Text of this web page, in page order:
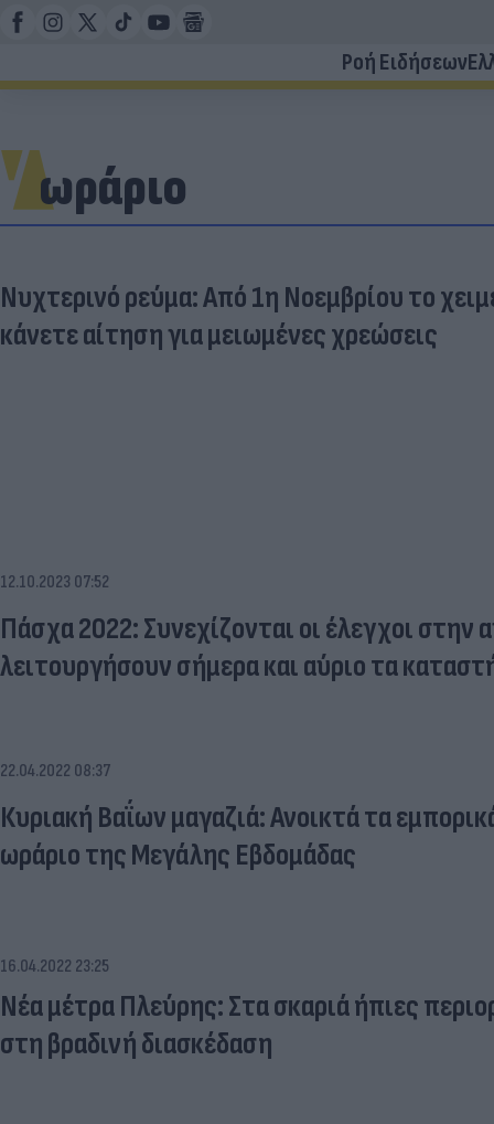
Ροή Ειδήσεων
ωράριο
Νυχτερινό ρεύμα: Από 1η Νοεμβρίου το
κάνετε αίτηση για μειωμένες χρεώσεις
12.10.2023 07:52
Πάσχα 2022: Συνεχίζονται οι έλεγχοι στην
λειτουργήσουν σήμερα και αύριο τα
22.04.2022 08:37
Κυριακή Βαΐων μαγαζιά: Ανοικτά τα
ωράριο της Μεγάλης Εβδομάδας
16.04.2022 23:25
Νέα μέτρα Πλεύρης: Στα σκαριά ήπιες περιοριστικές παρεμβάσεις
στη βραδινή διασκέδαση